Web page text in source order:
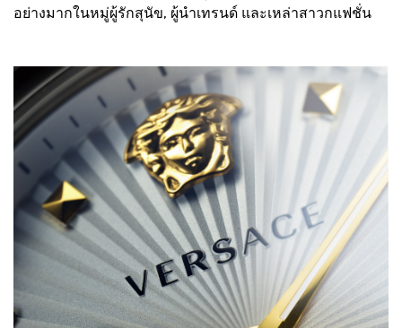
อย่างมากในหมู่ผู้รักสุนัข, ผู้นำเทรนด์ และเหล่าสาวกแฟชั่น